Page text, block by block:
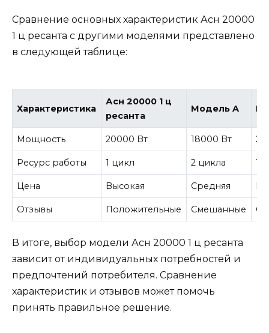
Сравнение основных характеристик Асн 20000
1 ц ресанта с другими моделями представлено
в следующей таблице:
Характеристика
Асн 20000 1 ц
ресанта
Модель A
Мощность 20000 Вт 18000 Вт
Ресурс работы 1 цикл 2 цикла
Цена Высокая Средняя
Отзывы Положительные Смешанные
В итоге, выбор модели Асн 20000 1 ц ресанта
зависит от индивидуальных потребностей и
предпочтений потребителя. Сравнение
характеристик и отзывов может помочь
принять правильное решение.